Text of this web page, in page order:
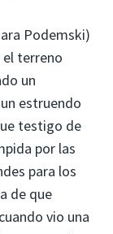
Podemski)
terreno
un
estruendo
testigo de
por las
para los
de que
vio una